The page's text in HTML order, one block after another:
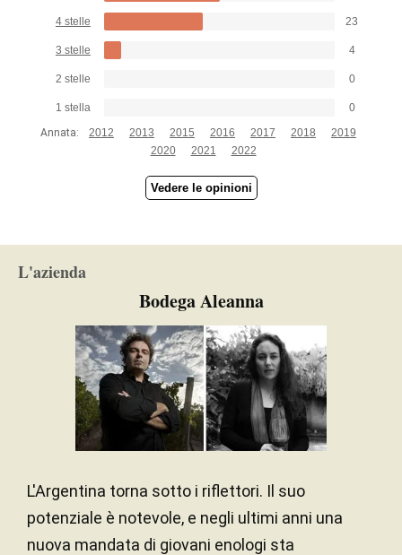
4 stelle 23
3 stelle 4
2 stelle 0
1 stella
0
Annata:
2012 2013 2015 2016 2017 2018
2019
2020
2021 2022
Vedere le opinioni
L'azienda
Bodega Aleanna
L'Argentina torna sotto i riflettori. Il suo
potenziale è notevole, e negli ultimi anni una
nuova mandata di giovani enologi sta